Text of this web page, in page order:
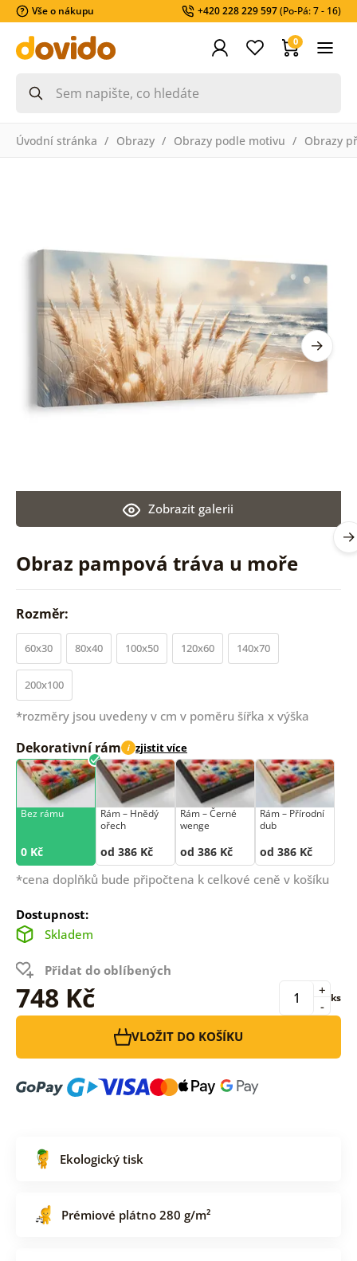
Vše o nákupu +420 228 229 597(Po-Pá: 7 - 16)
0
Úvodní stránka Obrazy Obrazy podle motivu Obrazy
Obraz pampová tráva u moře
Zobrazit galerii
Rozměr:
60x30 80x40 100x50 120x60 140x70
200x100
*rozměry jsou uvedeny v cm v poměru šířka x výška
Dekorativní rám i zjistit více
Bez rámu
0 Kč
Rám –⁠⁠⁠⁠⁠⁠ Hnědý
ořech
od 386 Kč
Rám –⁠⁠⁠⁠⁠⁠ Černé
wenge
od 386 Kč
Rám –⁠⁠⁠⁠⁠⁠ Přírodní
dub
od 386 Kč
*cena doplňků bude připočtena k celkové ceně v košíku
Dostupnost:
Skladem
Přidat do oblíbených
748 Kč -
+ ks
VLOŽIT DO KOŠÍKU
Ekologický tisk
Prémiové plátno 280 g/m²